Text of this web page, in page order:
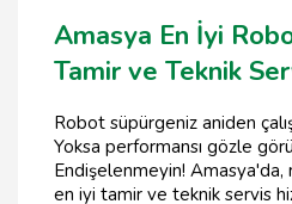
Amasya En İyi
Tamir ve Teknik
Robot süpürgeniz aniden
Yoksa performansı gözle
Endişelenmeyin!
en iyi tamir ve teknik servis